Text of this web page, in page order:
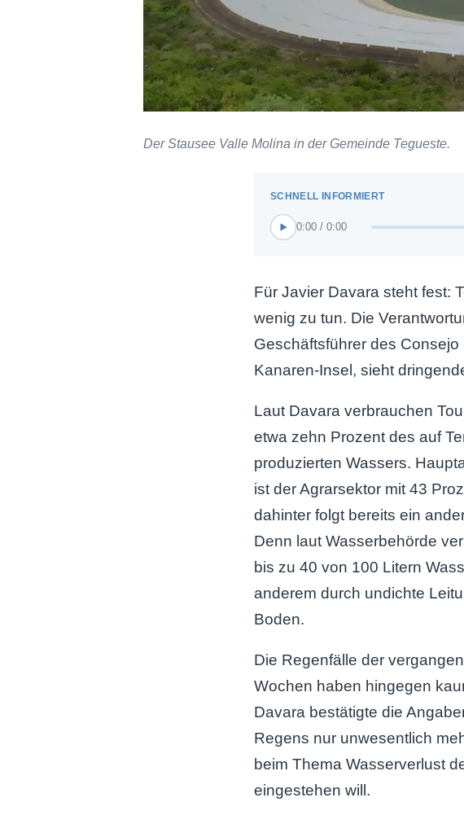
Der Stausee Valle Molina in der Gemeinde Tegueste.
0:00 / 0:00
Für Javier Davara steht fest:
wenig zu tun. Die
Geschäftsführer des
Kanaren-Insel, sieht
Laut Davara verbrauchen
etwa zehn Prozent des auf
produzierten Wassers.
ist der Agrarsektor mit 43
dahinter folgt bereits ein
Denn laut Wasserbehörde
bis zu 40 von 100 Litern
anderem durch undichte
Boden.
Die Regenfälle der
Wochen haben hingegen
Davara bestätigte die
Regens nur unwesentlich
beim Thema Wasserverlust
eingestehen will.